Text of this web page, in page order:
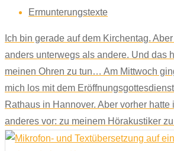
Ermunterungstexte
Ich bin gerade auf dem Kirchentag.
anders unterwegs als andere. Und das
meinen Ohren zu tun… Am Mittwoch
mich los mit dem
Rathaus in Hannover. Aber vorher hatte
anderes vor: zu meinem Hörakustiker